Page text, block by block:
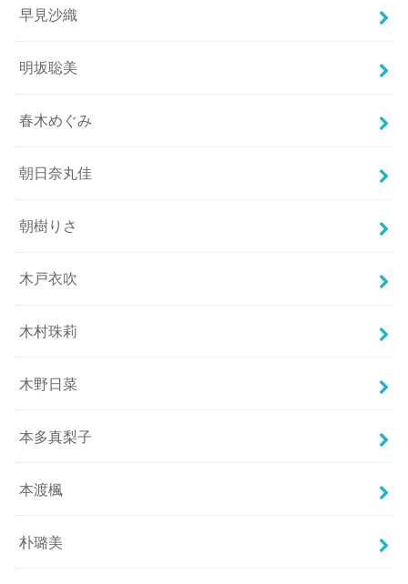
早見沙織
明坂聡美
春木めぐみ
朝日奈丸佳
朝樹りさ
木戸衣吹
木村珠莉
木野日菜
本多真梨子
本渡楓
朴璐美